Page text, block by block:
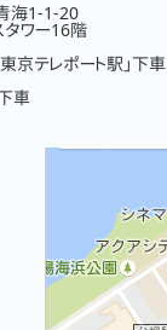
海1-1-20
タワー16階
京テレポート駅」下車
車